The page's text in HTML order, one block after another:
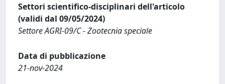
Settori scientifico-disciplinari dell'articolo
(validi dal 09/05/2024)
Settore AGRI-09/C - Zootecnia speciale
Data di pubblicazione
21-nov-2024